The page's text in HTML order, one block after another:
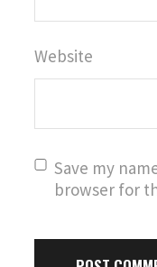
Website
Save my
browser for